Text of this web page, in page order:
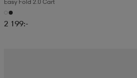
Easy Fold 2.0 Cart
2 199:-